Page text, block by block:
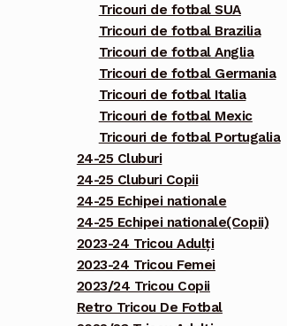
Tricouri de fotbal SUA
Tricouri de fotbal Brazilia
Tricouri de fotbal Anglia
Tricouri de fotbal Germania
Tricouri de fotbal Italia
Tricouri de fotbal Mexic
Tricouri de fotbal Portugalia
24-25 Cluburi
24-25 Cluburi Copii
24-25 Echipei nationale
24-25 Echipei nationale(Copii)
2023-24 Tricou Adulți
2023-24 Tricou Femei
2023/24 Tricou Copii
Retro Tricou De Fotbal